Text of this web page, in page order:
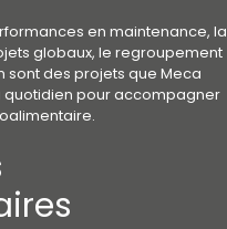
en maintenance, la
globaux, le regroupement
sont des projets que Meca
quotidien pour accompagner